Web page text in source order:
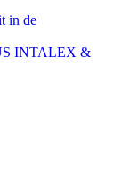
in de
INTALEX &